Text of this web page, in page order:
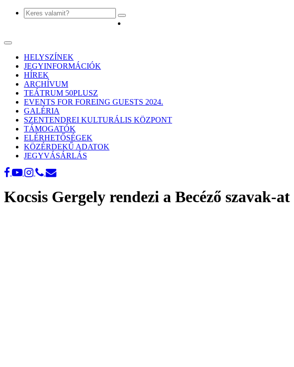
Toggle
navigationHELYSZÍNEK
JEGYINFORMÁCIÓK
HÍREK
ARCHÍVUM
TEÁTRUM 50PLUSZ
EVENTS FOR FOREING GUESTS 2024.
GALÉRIA
SZENTENDREI KULTURÁLIS KÖZPONT
TÁMOGATÓK
ELÉRHETŐSÉGEK
KÖZÉRDEKŰ ADATOK
JEGYVÁSÁRLÁS
Kocsis Gergely rendezi a Becéző szavak-at